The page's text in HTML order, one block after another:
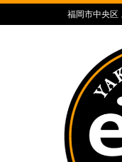
福岡市中央区